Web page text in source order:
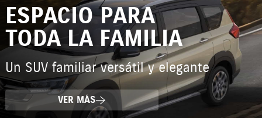
ESPACIO PARA
TODA LA FAMILIA
Un SUV familiar versátil y elegante
VER MÁS